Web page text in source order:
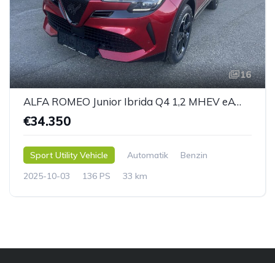
16
ALFA ROMEO Junior Ibrida Q4 1,2 MHEV eAWD e-DCT6
€34.350
Sport Utility Vehicle Automatik
Benzin
2025-10-03
136 PS 33 km